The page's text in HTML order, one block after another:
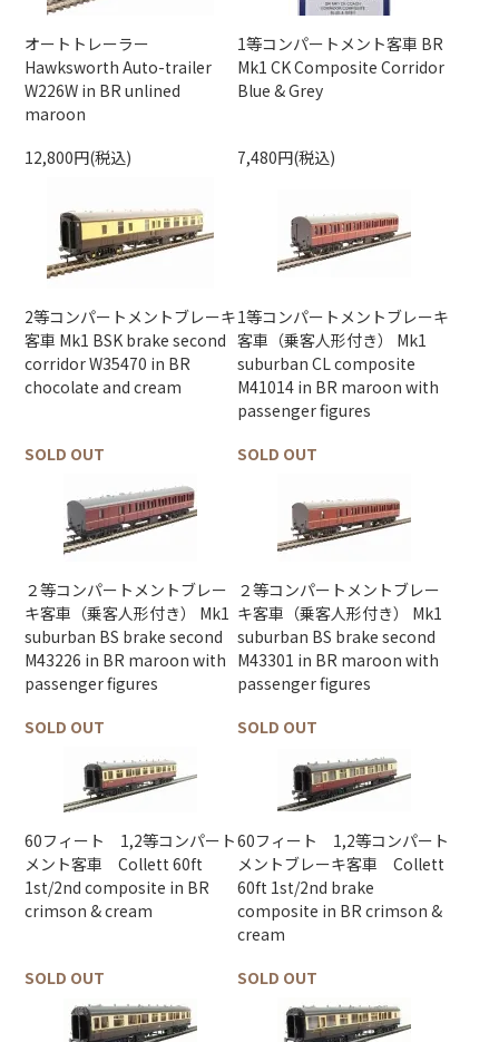
オートトレーラー
Hawksworth Auto-trailer
W226W in BR unlined
maroon
12,800円(税込)
1等コンパートメント客車 BR
Mk1 CK Composite Corridor
Blue & Grey
7,480円(税込)
2等コンパートメントブレーキ
客車 Mk1 BSK brake second
corridor W35470 in BR
chocolate and cream
SOLD OUT
1等コンパートメントブレーキ
客車（乗客人形付き） Mk1
suburban CL composite
M41014 in BR maroon with
passenger figures
SOLD OUT
２等コンパートメントブレー
キ客車（乗客人形付き） Mk1
suburban BS brake second
M43226 in BR maroon with
passenger figures
SOLD OUT
２等コンパートメントブレー
キ客車（乗客人形付き） Mk1
suburban BS brake second
M43301 in BR maroon with
passenger figures
SOLD OUT
60フィート 1,2等コンパート
メント客車 Collett 60ft
1st/2nd composite in BR
crimson & cream
SOLD OUT
60フィート 1,2等コンパート
メントブレーキ客車 Collett
60ft 1st/2nd brake
composite in BR crimson &
cream
SOLD OUT